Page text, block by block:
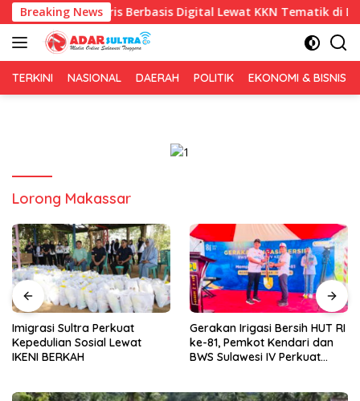
Langsung
ke
konten
Breaking News
Inggris Berbasis Digital Lewat KKN Tematik di Desa
TERKINI NASIONAL DAERAH POLITIK EKONOMI & BISNIS
Lorong Makassar
Imigrasi Sultra Perkuat
Kepedulian Sosial Lewat
IKENI BERKAH
Gerakan Irigasi Bersih HUT RI
ke-81, Pemkot Kendari dan
BWS Sulawesi IV Perkuat